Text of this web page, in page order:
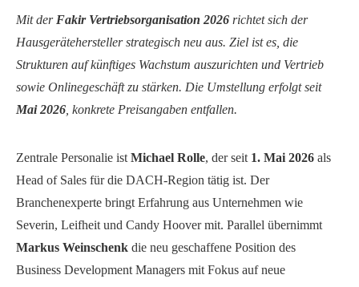
Mit der Fakir Vertriebsorganisation 2026 richtet sich der
Hausgerätehersteller strategisch neu aus. Ziel ist es, die
Strukturen auf künftiges Wachstum auszurichten und Vertrieb
sowie Onlinegeschäft zu stärken. Die Umstellung erfolgt seit
Mai 2026 , konkrete Preisangaben entfallen.
Zentrale Personalie ist Michael Rolle, der seit 1. Mai 2026 als
Head of Sales für die DACH-Region tätig ist. Der
Branchenexperte bringt Erfahrung aus Unternehmen wie
Severin, Leifheit und Candy Hoover mit. Parallel übernimmt
Markus Weinschenk die neu geschaffene Position des
Business Development Managers mit Fokus auf neue